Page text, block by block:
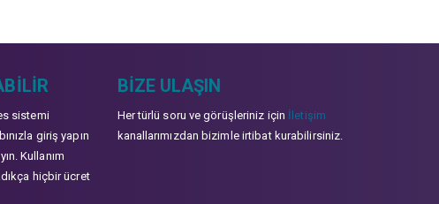
sistemi
giriş yapın
Kullanım
hiçbir ücret
BIZE ULAŞIN
Her türlü soru ve görüşleriniz için İletişim
kanallarımızdan bizimle irtibat kurabilirsiniz.